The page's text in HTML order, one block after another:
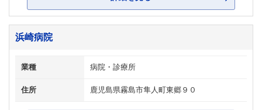
浜崎病院
業種 病院・診療所
住所 鹿児島県霧島市隼人町東郷９０